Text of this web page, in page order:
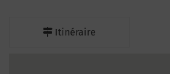
Itinéraire